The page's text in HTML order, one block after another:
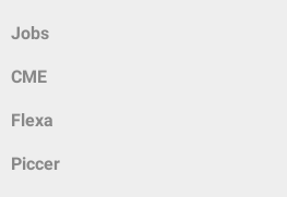
Jobs
CME
Flexa
Piccer